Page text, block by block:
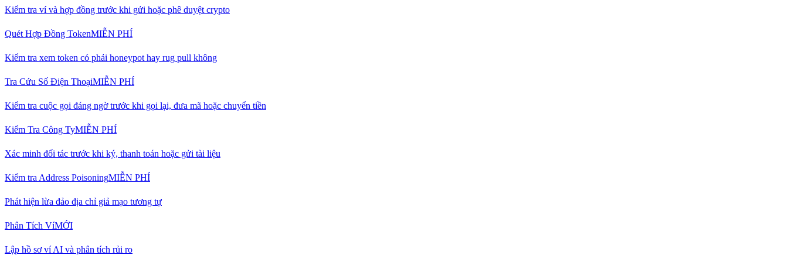
Kiểm tra ví và hợp đồng trước khi gửi hoặc phê duyệt crypto
Quét Hợp Đồng TokenMIỄN PHÍ
Kiểm tra xem token có phải honeypot hay rug pull không
Tra Cứu Số Điện ThoạiMIỄN PHÍ
Kiểm tra cuộc gọi đáng ngờ trước khi gọi lại, đưa mã hoặc chuyển tiền
Kiểm Tra Công TyMIỄN PHÍ
Xác minh đối tác trước khi ký, thanh toán hoặc gửi tài liệu
Kiểm tra Address PoisoningMIỄN PHÍ
Phát hiện lừa đảo địa chỉ giả mạo tương tự
Phân Tích VíMỚI
Lập hồ sơ ví AI và phân tích rủi ro